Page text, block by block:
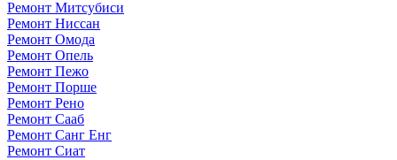
Ремонт Митсубиси
Ремонт Ниссан
Ремонт Омода
Ремонт Опель
Ремонт Пежо
Ремонт Порше
Ремонт Рено
Ремонт Сааб
Ремонт Санг Енг
Ремонт Сиат